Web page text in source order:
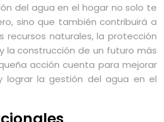
del agua en el hogar no solo te
sino que también contribuirá a
recursos naturales, la protección
la construcción de un futuro más
acción cuenta para mejorar
lograr la gestión del agua en el